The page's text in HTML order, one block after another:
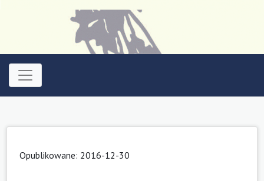
Opublikowane: 2016-12-30